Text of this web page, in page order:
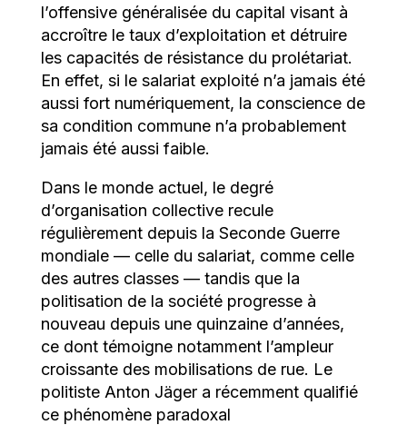
l’offensive généralisée du capital visant à
accroître le taux d’exploitation et détruire
les capacités de résistance du prolétariat.
En effet, si le salariat exploité n’a jamais été
aussi fort numériquement, la conscience de
sa condition commune n’a probablement
jamais été aussi faible.
Dans le monde actuel, le degré
d’organisation collective recule
régulièrement depuis la Seconde Guerre
mondiale — celle du salariat, comme celle
des autres classes — tandis que la
politisation de la société progresse à
nouveau depuis une quinzaine d’années,
ce dont témoigne notamment l’ampleur
croissante des mobilisations de rue. Le
politiste Anton Jäger a récemment qualifié
ce phénomène paradoxal